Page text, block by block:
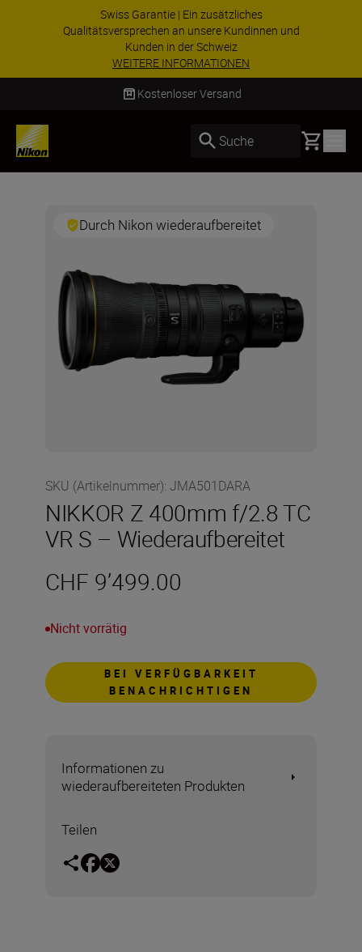
Swiss Garantie | Ein zusätzliches
Qualitätsversprechen an unsere Kundinnen und
Kunden in der Schweiz
WEITERE INFORMATIONEN
Kostenloser Versand
Suche Basket
Durch Nikon wiederaufbereitet
SKU (Artikelnummer): JMA501DARA
NIKKOR Z 400mm f/2.8 TC
VR S – Wiederaufbereitet
CHF 9’499.00
Nicht vorrätig
BEI VERFÜGBARKEIT
BENACHRICHTIGEN
Informationen zu
wiederaufbereiteten Produkten
Teilen